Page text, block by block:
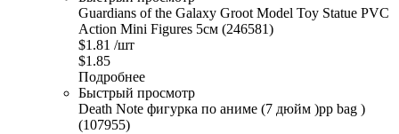
Guardians of the Galaxy Groot Model Toy Statue PVC
Action Mini Figures 5см (246581)
$1.81 /шт
$1.85
Подробнее
Быстрый просмотр
Death Note фигурка по аниме (7 дюйм )pp bag )
(107955)